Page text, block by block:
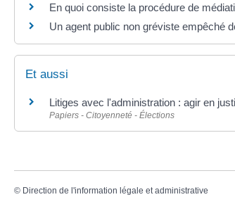
En quoi consiste la procédure de
Un agent public non gréviste empêché
Et aussi
Litiges avec l'administration : agir en
Papiers - Citoyenneté - Élections
© Direction de l'information légale et administrative